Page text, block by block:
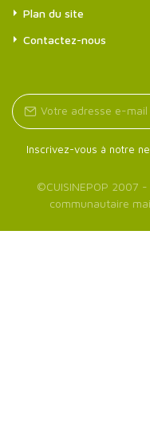
Plan du site
Contactez-nous
Inscrivez-vous à notre
©CUISINEPOP 2007 -
communautaire